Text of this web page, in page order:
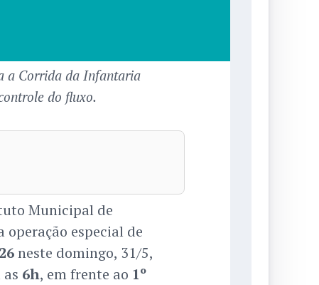
a Corrida da Infantaria
do fluxo.
Municipal de
operação especial de
neste domingo, 31/5,
6h, em frente ao 1º